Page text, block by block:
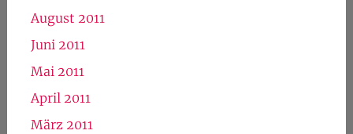
August 2011
Juni 2011
Mai 2011
April 2011
März 2011